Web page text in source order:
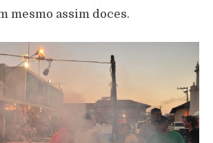
mesmo assim doces.